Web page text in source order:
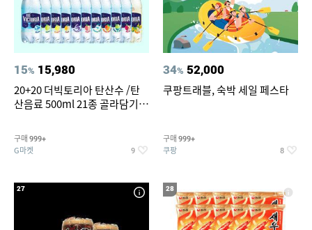
15% 15,980
20+20 더빅토리아 탄산수 /탄
산음료 500ml 21종 골라담기
구매 999+
G마켓 9
34% 52,000
쿠팡트래블, 숙박 세일 페스타
구매 999+
쿠팡 8
27 28